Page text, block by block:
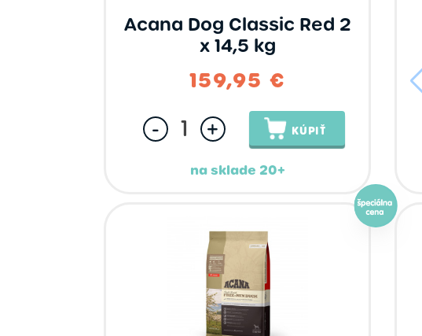
Acana Dog Classic Red 2
x 14,5 kg
159,95 €
- + KÚPIŤ
na sklade 20+